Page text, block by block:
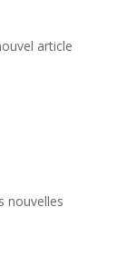
article
nouvelles